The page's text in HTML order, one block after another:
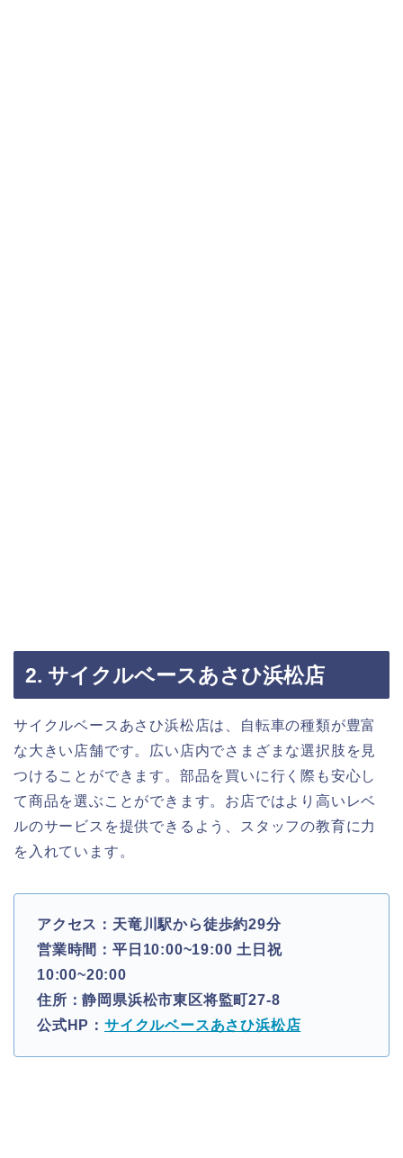
2. サイクルベースあさひ浜松店
サイクルベースあさひ浜松店は、自転車の種類が豊富
な大きい店舗です。広い店内でさまざまな選択肢を見
つけることができます。部品を買いに行く際も安心し
て商品を選ぶことができます。お店ではより高いレベ
ルのサービスを提供できるよう、スタッフの教育に力
を入れています。
アクセス：天竜川駅から徒歩約29分
営業時間：平日10:00~19:00 土日祝
10:00~20:00
住所：静岡県浜松市東区将監町27-8
公式HP： サイクルベースあさひ浜松店